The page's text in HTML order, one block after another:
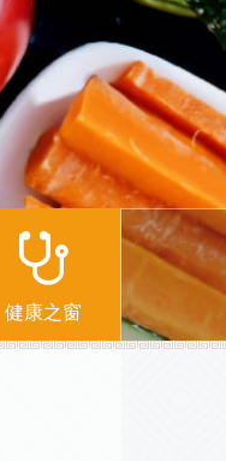
健康之窗